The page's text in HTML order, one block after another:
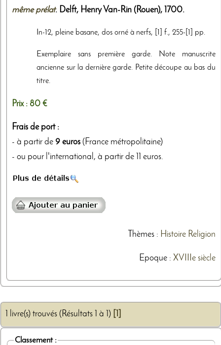
même prélat. Delft, Henry Van-Rin (Rouen), 1700.
In-12, pleine basane, dos orné à nerfs, [1] f., 255-[1] pp.
Exemplaire sans première garde. Note manuscrite
ancienne sur la dernière garde. Petite découpe au bas du
titre.
Prix : 80 €
Frais de port :
- à partir de 9 euros (France métropolitaine)
- ou pour l'international, à partir de 11 euros.
Thèmes: Histoire Religion
Epoque : XVIIIe siècle
1 livre(s) trouvés (Résultats 1 à 1)
Classement :